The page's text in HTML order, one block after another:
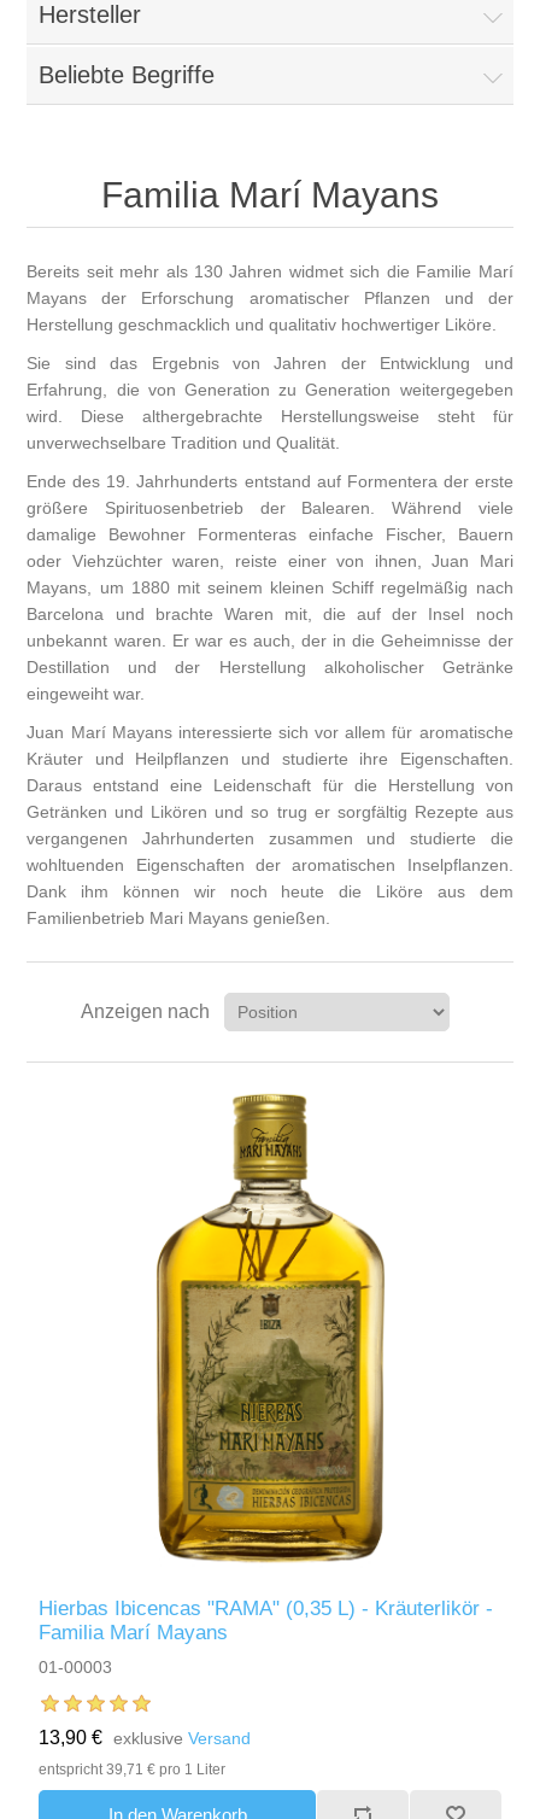
Hersteller
Beliebte Begriffe
Familia Marí Mayans
Bereits seit mehr als 130 Jahren widmet sich die Familie Marí
Mayans der Erforschung aromatischer Pflanzen und der
Herstellung geschmacklich und qualitativ hochwertiger Liköre.
Sie sind das Ergebnis von Jahren der Entwicklung und
Erfahrung, die von Generation zu Generation weitergegeben
wird. Diese althergebrachte Herstellungsweise steht für
unverwechselbare Tradition und Qualität.
Ende des 19. Jahrhunderts entstand auf Formentera der erste
größere Spirituosenbetrieb der Balearen. Während viele
damalige Bewohner Formenteras einfache Fischer, Bauern
oder Viehzüchter waren, reiste einer von ihnen, Juan Mari
Mayans, um 1880 mit seinem kleinen Schiff regelmäßig nach
Barcelona und brachte Waren mit, die auf der Insel noch
unbekannt waren. Er war es auch, der in die Geheimnisse der
Destillation und der Herstellung alkoholischer Getränke
eingeweiht war.
Juan Marí Mayans interessierte sich vor allem für aromatische
Kräuter und Heilpflanzen und studierte ihre Eigenschaften.
Daraus entstand eine Leidenschaft für die Herstellung von
Getränken und Likören und so trug er sorgfältig Rezepte aus
vergangenen Jahrhunderten zusammen und studierte die
wohltuenden Eigenschaften der aromatischen Inselpflanzen.
Dank ihm können wir noch heute die Liköre aus dem
Familienbetrieb Mari Mayans genießen.
Anzeigen nach
Hierbas Ibicencas "RAMA" (0,35 L) - Kräuterlikör -
Familia Marí Mayans
01-00003
13,90 € exklusiveVersand
entspricht 39,71 € pro 1 Liter
In den Warenkorb